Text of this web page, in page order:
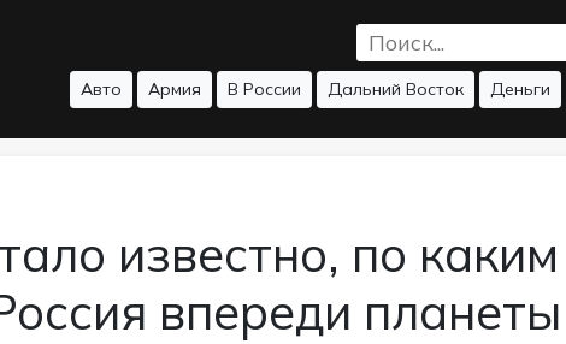
Авто Армия В России Дальний Восток Деньги
известно, по каким
впереди